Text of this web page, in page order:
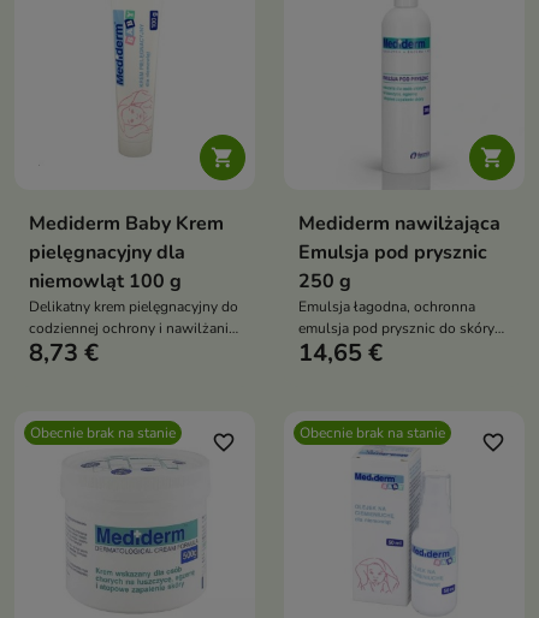

Mediderm Baby Krem
pielęgnacyjny dla
niemowląt 100 g
Delikatny krem pielęgnacyjny do
codziennej ochrony i nawilżania
skóry niemowląt już od 1.
8,73 €

Mediderm nawilżająca
Emulsja pod prysznic
250 g
Emulsja łagodna, ochronna
emulsja pod prysznic do skóry
suchej, wrażliwej i
14,65 €
Obecnie brak na stanie favorite_border Obecnie brak na stanie favorite_border